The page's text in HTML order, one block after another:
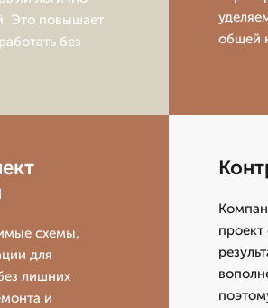
Это повышает
без
общей
схемы,
для
лишних
и